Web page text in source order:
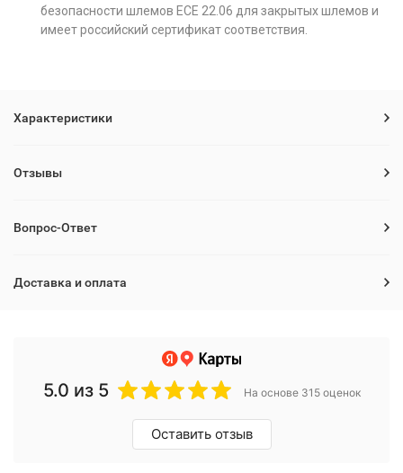
безопасности шлемов ECE 22.06 для закрытых шлемов и
имеет российский сертификат соответствия.
Характеристики
Отзывы
Вопрос-Ответ
Доставка и оплата